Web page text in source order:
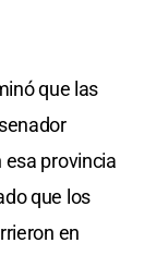
que las
provincia
que los
en